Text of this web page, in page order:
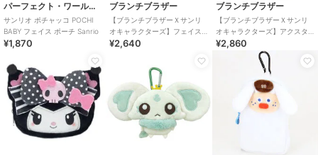
パーフェクト・ワールド・トーキョー
サンリオ ポチャッコ POCHI
BABY フェイス ポーチ Sanrio
¥1,870
ブランチブラザー
【ブランチブラザーＸサンリ
オキャラクターズ】フェイス
ポーチ バニーＸクロミ
¥2,640
ブランチブラザー
【ブランチブラザーＸサンリ
オキャラクターズ】アクスタ
ポーチ バニーＸクロミ
¥2,860